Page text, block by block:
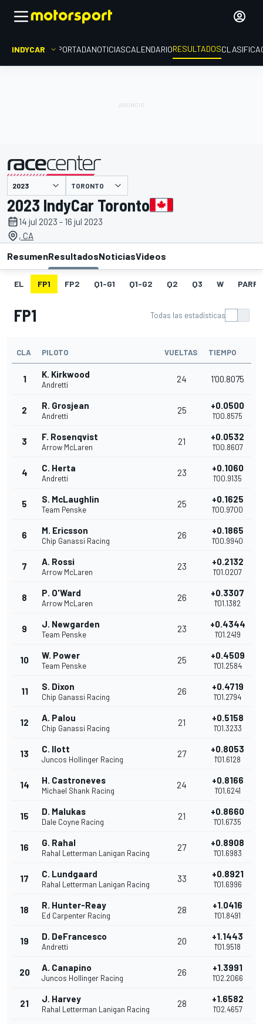
INDYCAR PORTADANOTICIASCALENDARIORESULTADOS
presentado por TORONTO
2023 IndyCar Toronto
14 jul 2023 - 16 jul 2023
, CA
ResumenResultadosNoticiasVideos
EL FP1 FP2 Q1-G1 Q1-G2 Q2 Q3 W
FP1 Todas las estadísticas
CLA PILOTO VUELTAS TIEMPO
1 K. Kirkwood
Andretti
24 1'00.8075
2 R. Grosjean
Andretti
25 +0.0500
1'00.8575
3 F. Rosenqvist
Arrow McLaren
21 +0.0532
1'00.8607
4 C. Herta
Andretti
23 +0.1060
1'00.9135
5 S. McLaughlin
Team Penske
25 +0.1625
1'00.9700
6 M. Ericsson
Chip Ganassi Racing
26 +0.1865
1'00.9940
7 A. Rossi
Arrow McLaren
23 +0.2132
1'01.0207
8 P. O'Ward
Arrow McLaren
26 +0.3307
1'01.1382
9 J. Newgarden
Team Penske
23 +0.4344
1'01.2419
10 W. Power
Team Penske
25 +0.4509
1'01.2584
11 S. Dixon
Chip Ganassi Racing
26 +0.4719
1'01.2794
12 A. Palou
Chip Ganassi Racing
21 +0.5158
1'01.3233
13 C. Ilott
Juncos Hollinger Racing
27 +0.8053
1'01.6128
14 H. Castroneves
Michael Shank Racing
24 +0.8166
1'01.6241
15 D. Malukas
Dale Coyne Racing
21 +0.8660
1'01.6735
16 G. Rahal
Rahal Letterman Lanigan Racing
27 +0.8908
1'01.6983
17 C. Lundgaard
Rahal Letterman Lanigan Racing
33 +0.8921
1'01.6996
18 R. Hunter-Reay
Ed Carpenter Racing
28 +1.0416
1'01.8491
19 D. DeFrancesco
Andretti
20 +1.1443
1'01.9518
20 A. Canapino
Juncos Hollinger Racing
26 +1.3991
1'02.2066
21 J. Harvey
Rahal Letterman Lanigan Racing
28 +1.6582
1'02.4657